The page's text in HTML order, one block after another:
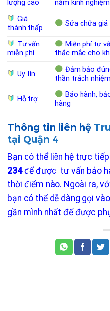
lượng cao
năm kinh nghiệm
Giá
thành thấp
Sửa chữa giá
Tư vấn
miễn phí
Miễn phí tư
thắc mắc cho
Uy tín
Đảm bảo
thần trách
Hỗ trợ
Bảo hành,
hàng
Thông tin liên hệ
tại Quận 4
Bạn có thể liên hệ trực
234để được tư vấn bảo
thời điểm nào. Ngoài ra,
bạn có thể dễ dàng gọi
gần mình nhất để được